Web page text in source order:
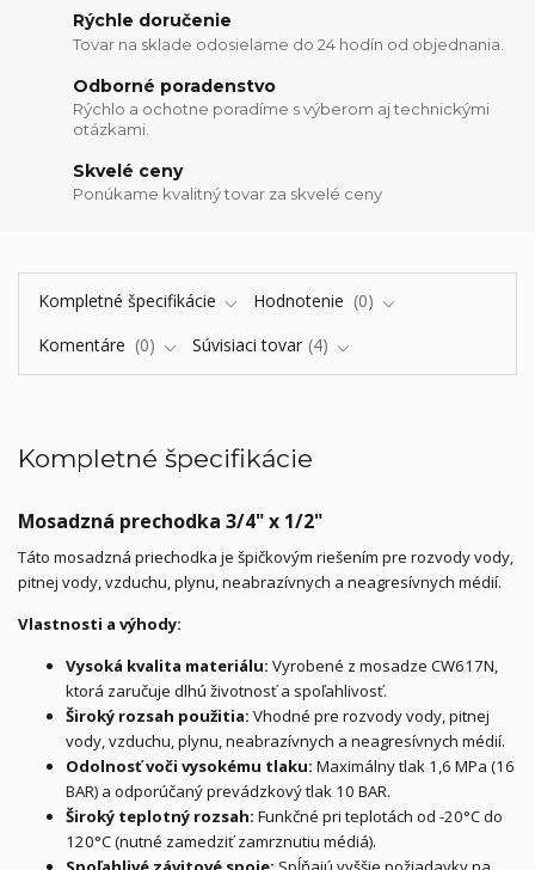
Rýchle doručenie
Tovar na sklade odosielame do 24 hodín od objednania.
Odborné poradenstvo
Rýchlo a ochotne poradíme s výberom aj technickými
otázkami.
Skvelé ceny
Ponúkame kvalitný tovar za skvelé ceny
Kompletné špecifikácie Hodnotenie
0
Komentáre
0 Súvisiaci tovar 4
Kompletné špecifikácie
Mosadzná prechodka 3/4" x 1/2"
Táto mosadzná priechodka je špičkovým riešením pre rozvody vody,
pitnej vody, vzduchu, plynu, neabrazívnych a neagresívnych médií.
Vlastnosti a výhody:
Vysoká kvalita materiálu: Vyrobené z mosadze CW617N,
ktorá zaručuje dlhú životnosť a spoľahlivosť.
Široký rozsah použitia: Vhodné pre rozvody vody, pitnej
vody, vzduchu, plynu, neabrazívnych a neagresívnych médií.
Odolnosť voči vysokému tlaku: Maximálny tlak 1,6 MPa (16
BAR) a odporúčaný prevádzkový tlak 10 BAR.
Široký teplotný rozsah: Funkčné pri teplotách od -20°C do
120°C (nutné zamedziť zamrznutiu médiá).